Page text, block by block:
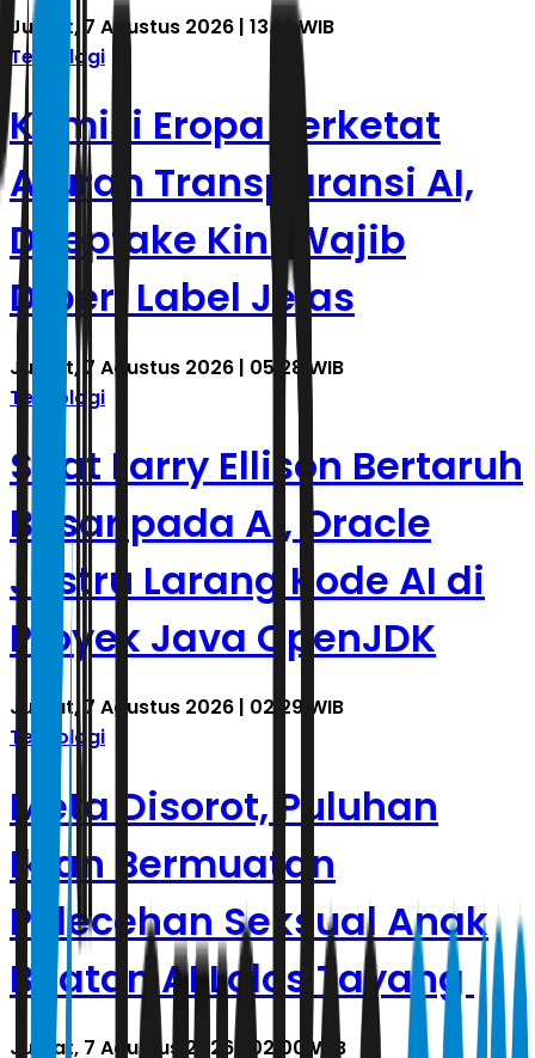
Jumat, 7 Agustus 2026 | 13.14 WIB
Teknologi
Komisi Eropa Perketat
Aturan Transparansi AI,
Deepfake Kini Wajib
Diberi Label Jelas
Jumat, 7 Agustus 2026 | 05.28 WIB
Teknologi
Saat Larry Ellison Bertaruh
Besar pada AI, Oracle
Justru Larang Kode AI di
Proyek Java OpenJDK
Jumat, 7 Agustus 2026 | 02.29 WIB
Teknologi
Meta Disorot, Puluhan
Iklan Bermuatan
Pelecehan Seksual Anak
Buatan AI Lolos Tayang
Jumat, 7 Agustus 2026 | 02.00 WIB